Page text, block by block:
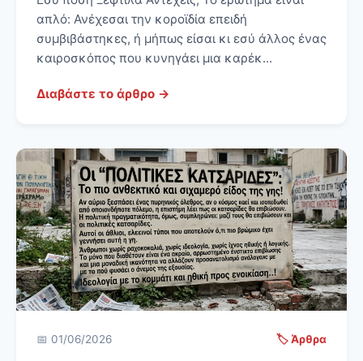
απλό: Ανέχεσαι την κοροϊδία επειδή
συμβιβάστηκες, ή μήπως είσαι κι εσύ άλλος ένας
καιροσκόπος που κυνηγάει μια καρέκ...
Διαβάστε το άρθρο →
📅 01/06/2026 🏷️ Άρθρα